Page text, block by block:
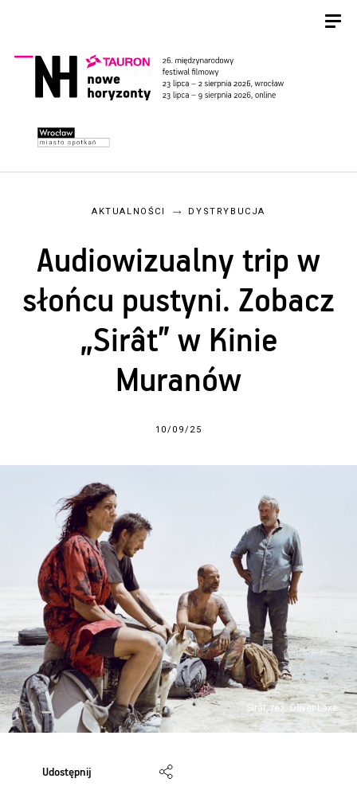
AKTUALNOŚCI DYSTRYBUCJA
Audiowizualny trip w
słońcu pustyni. Zobacz
„Sirât” w Kinie
Muranów
10/09/25
Sirât, reż. Oliver Laxe
Udostępnij